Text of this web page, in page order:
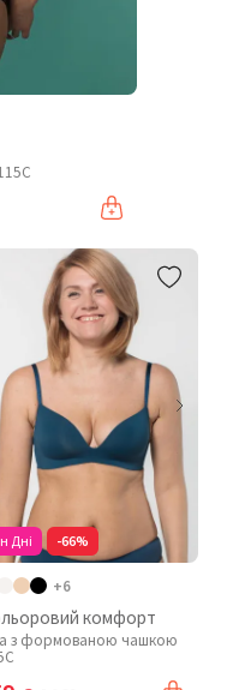
Дні -66%
+6
комфорт
з формованою чашкою